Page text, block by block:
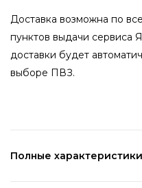
Доставка возможна по
пунктов выдачи сервиса
доставки будет
выборе ПВЗ.
Полные характеристики